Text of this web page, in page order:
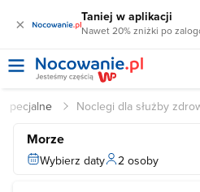
× Taniej w aplikacji
Nawet 20% zniżki po
specjalne Noclegi dla służby
Morze
Wybierz daty 2 osoby